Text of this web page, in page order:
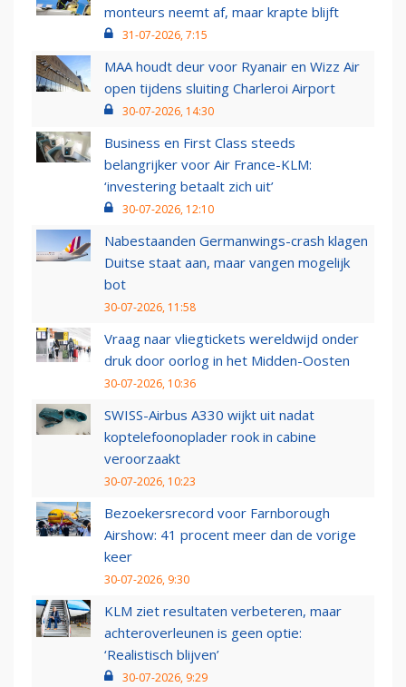
monteurs neemt af, maar krapte blijft
31-07-2026, 7:15
MAA houdt deur voor Ryanair en Wizz Air
open tijdens sluiting Charleroi Airport
30-07-2026, 14:30
Business en First Class steeds
belangrijker voor Air France-KLM:
‘investering betaalt zich uit’
30-07-2026, 12:10
Nabestaanden Germanwings-crash klagen
Duitse staat aan, maar vangen mogelijk
bot
30-07-2026, 11:58
Vraag naar vliegtickets wereldwijd onder
druk door oorlog in het Midden-Oosten
30-07-2026, 10:36
SWISS-Airbus A330 wijkt uit nadat
koptelefoonoplader rook in cabine
veroorzaakt
30-07-2026, 10:23
Bezoekersrecord voor Farnborough
Airshow: 41 procent meer dan de vorige
keer
30-07-2026, 9:30
KLM ziet resultaten verbeteren, maar
achteroverleunen is geen optie:
‘Realistisch blijven’
30-07-2026, 9:29